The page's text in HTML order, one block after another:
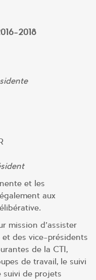
2018
et les
aux
mission d’assister
et des vice-présidents
de la CTI,
de travail, le suivi
suivi de projets